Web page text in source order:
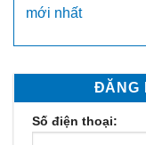
mới nhất
ĐĂNG
Số điện thoại: